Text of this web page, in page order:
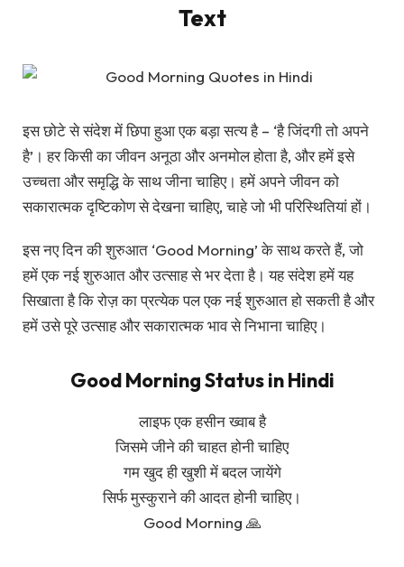
Text
इस छोटे से संदेश में छिपा हुआ एक बड़ा सत्य है – ‘है जिंदगी तो अपने
है’। हर किसी का जीवन अनूठा और अनमोल होता है, और हमें इसे
उच्चता और समृद्धि के साथ जीना चाहिए। हमें अपने जीवन को
सकारात्मक दृष्टिकोण से देखना चाहिए, चाहे जो भी परिस्थितियां हों।
इस नए दिन की शुरुआत ‘Good Morning’ के साथ करते हैं, जो
हमें एक नई शुरुआत और उत्साह से भर देता है। यह संदेश हमें यह
सिखाता है कि रोज़ का प्रत्येक पल एक नई शुरुआत हो सकती है और
हमें उसे पूरे उत्साह और सकारात्मक भाव से निभाना चाहिए।
Good Morning Status in Hindi
लाइफ एक हसीन ख्वाब है
जिसमे जीने की चाहत होनी चाहिए
गम खुद ही खुशी में बदल जायेंगे
सिर्फ मुस्कुराने की आदत होनी चाहिए।
Good Morning 🙏